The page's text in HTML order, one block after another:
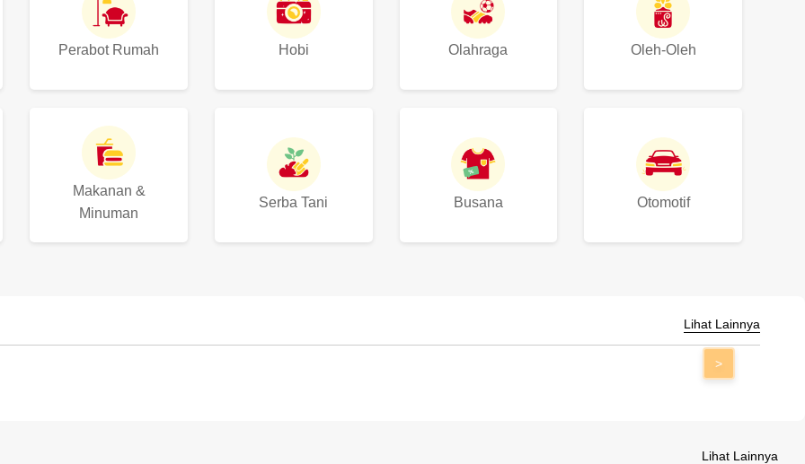
Perabot Rumah Hobi Olahraga Oleh-Oleh
Makanan &
Minuman
Serba Tani Busana Otomotif
Lihat Lainnya
>
Lihat Lainnya